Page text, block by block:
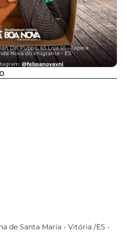
de Santa Maria - Vitória /ES -